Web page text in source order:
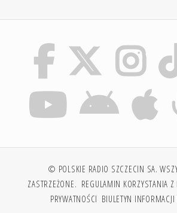
© POLSKIE RADIO SZCZECIN SA.
ZASTRZEŻONE. REGULAMIN KORZYSTANIA Z
PRYWATNOŚCI BIULETYN INFORMACJI